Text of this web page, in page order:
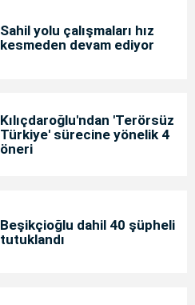
Sahil yolu çalışmaları hız
kesmeden devam ediyor
Kılıçdaroğlu'ndan 'Terörsüz
Türkiye' sürecine yönelik 4
öneri
Beşikçioğlu dahil 40 şüpheli
tutuklandı